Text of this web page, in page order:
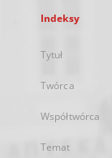
Indeksy
Tytuł
Twórca
Współtwórca
Temat